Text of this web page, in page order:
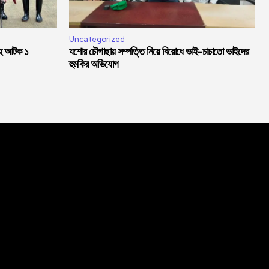
আটক ১
Uncategorized
যশোর চৌগাছায় সম্পত্তি নিয়ে বিরোধে ভাই-চাচাতো ভাইদের
হুমকির অভিযোগ